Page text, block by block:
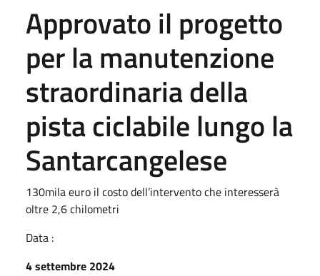
Approvato il progetto
per la manutenzione
straordinaria della
pista ciclabile lungo la
Santarcangelese
130mila euro il costo dell’intervento che interesserà
oltre 2,6 chilometri
Data :
4 settembre 2024